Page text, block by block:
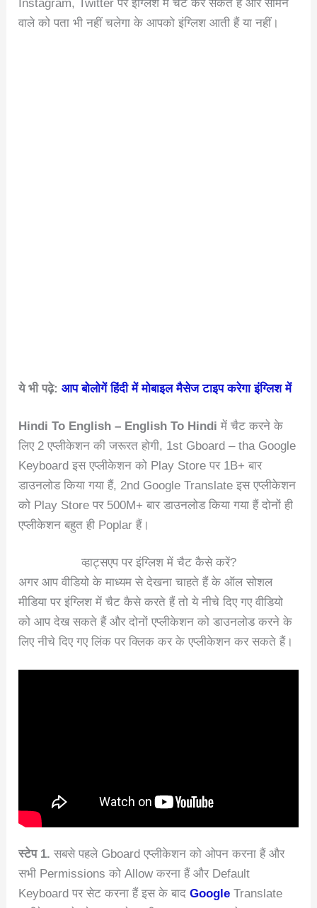
Instagram, Twitter पर इंग्लिश में चैट कर सकते हैं और सामने
वाले को पता भी नहीं चलेगा के आपको इंग्लिश आती हैं या नहीं।
ये भी पढ़े:आप बोलोगें हिंदी में मोबाइल मैसेज टाइप करेगा इंग्लिश में
Hindi To English – English To Hindi में चैट करने के
लिए 2 एप्लीकेशन की जरूरत होगी, 1st Gboard – tha Google
Keyboard इस एप्लीकेशन को Play Store पर 1B+ बार
डाउनलोड किया गया हैं, 2nd Google Translate इस एप्लीकेशन
को Play Store पर 500M+ बार डाउनलोड किया गया हैं दोनों ही
एप्लीकेशन बहुत ही Poplar हैं।
व्हाट्सएप पर इंग्लिश में चैट कैसे करें?
अगर आप वीडियो के माध्यम से देखना चाहते हैं के ऑल सोशल
मीडिया पर इंग्लिश में चैट कैसे करते हैं तो ये नीचे दिए गए वीडियो
को आप देख सकते हैं और दोनों एप्लीकेशन को डाउनलोड करने के
लिए नीचे दिए गए लिंक पर क्लिक कर के एप्लीकेशन कर सकते हैं।
स्टेप 1. सबसे पहले Gboard एप्लीकेशन को ओपन करना हैं और
सभी Permissions को Allow करना हैं और Default
Keyboard पर सेट करना हैं इस के बादGoogle Translate